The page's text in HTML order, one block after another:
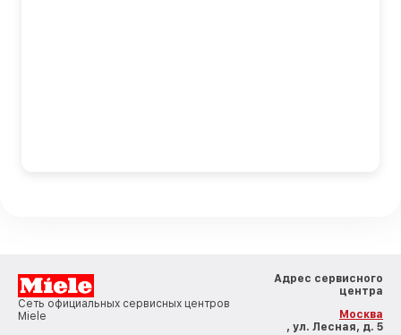
Сеть официальных сервисных центров
Miele
Адрес сервисного
центра
Москва
, ул. Лесная, д. 5